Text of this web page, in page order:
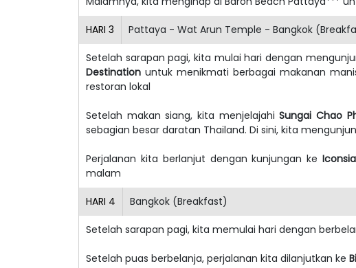
HARI 3 Pattaya - Wat Arun Temple - Bangkok
Setelah sarapan pagi, kita mulai hari dengan
Destination untuk menikmati berbagai makanan
restoran lokal
Setelah makan siang, kita menjelajahiSungai Chao
sebagian besar daratan Thailand. Di sini, kita
Perjalanan kita berlanjut dengan kunjungan ke
malam
HARI 4 Bangkok (Breakfast)
Setelah sarapan pagi, kita memulai hari dengan
Setelah puas berbelanja, perjalanan kita dilanjutkan ke